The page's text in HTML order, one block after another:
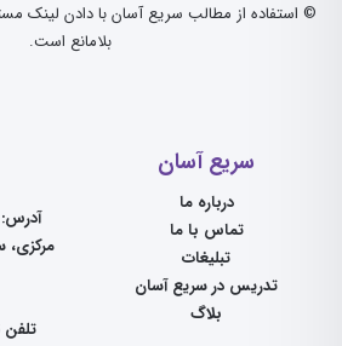
© استفاده از مطالب سریع آسان با دادن لینک
بلامانع است.
سریع آسان
درباره ما
تماس با ما
تبلیغات
تدریس در سریع آسان
بلاگ
مرکزی،